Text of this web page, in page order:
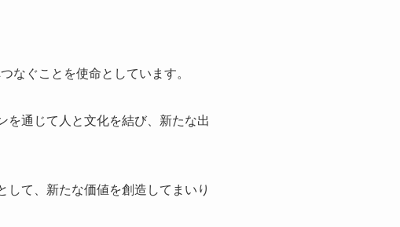
なぐことを使命としています。
を通じて人と文化を結び、新たな出
て、新たな価値を創造してまいり